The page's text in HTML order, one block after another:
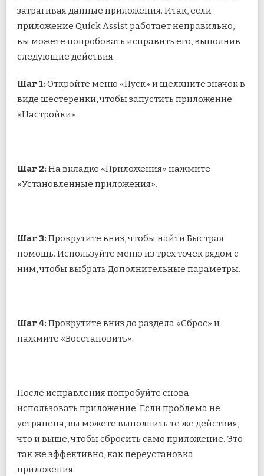
затрагивая данные приложения. Итак, если
приложение Quick Assist работает неправильно,
вы можете попробовать исправить его, выполнив
следующие действия.
Шаг 1: Откройте меню «Пуск» и щелкните значок в
виде шестеренки, чтобы запустить приложение
«Настройки».
Шаг 2: На вкладке «Приложения» нажмите
«Установленные приложения».
Шаг 3: Прокрутите вниз, чтобы найти Быстрая
помощь. Используйте меню из трех точек рядом с
ним, чтобы выбрать Дополнительные параметры.
Шаг 4: Прокрутите вниз до раздела «Сброс» и
нажмите «Восстановить».
После исправления попробуйте снова
использовать приложение. Если проблема не
устранена, вы можете выполнить те же действия,
что и выше, чтобы сбросить само приложение. Это
так же эффективно, как переустановка
приложения.